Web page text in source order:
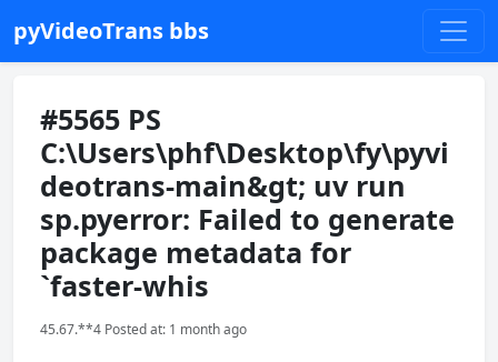
pyVideoTrans bbs
#5565 PS
C:\Users\phf\Desktop\fy\pyvi
deotrans-main&gt; uv run
sp.pyerror: Failed to generate
package metadata for
`faster-whis
45.67.**4 Posted at: 1 month ago